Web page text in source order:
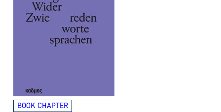
BOOK CHAPTER